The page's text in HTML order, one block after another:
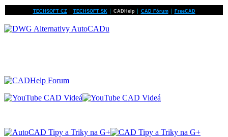
TECHSOFT CZ│ TECHSOFT SK│ CADHelp CAD Fórum│ FreeCAD